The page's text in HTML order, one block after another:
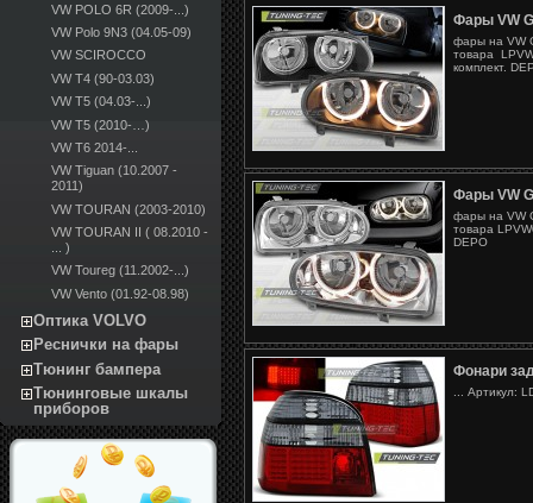
VW POLO 6R (2009-...)
VW Polo 9N3 (04.05-09)
VW SCIROCCO
VW T4 (90-03.03)
VW T5 (04.03-...)
VW T5 (2010-…)
VW T6 2014-...
VW Tiguan (10.2007 -
2011)
VW TOURAN (2003-2010)
VW TOURAN II ( 08.2010 -
... )
VW Toureg (11.2002-...)
VW Vento (01.92-08.98)
Оптика VOLVO
Реснички на фары
Тюнинг бампера
Тюнинговые шкалы
приборов
Фары VW
фары на VW
товара
комплект.
Фары VW
фары на VW
товара
DEPO
Фонари
... Артикул: